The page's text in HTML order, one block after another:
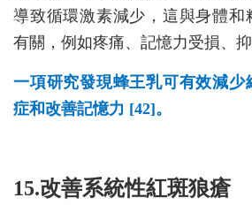
導致循環激素減少，這與身體和
有關，例如疼痛、記憶力受損、抑
一項研究發現蜂王乳可有效減少
症和改善記憶力 [42]。
15.改善系統性紅斑狼瘡